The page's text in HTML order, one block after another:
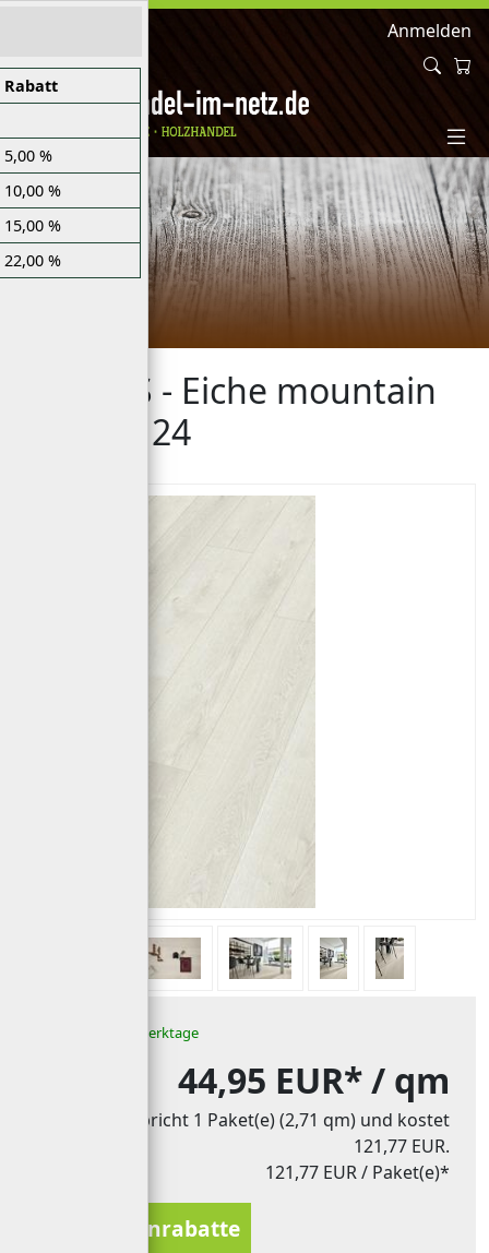
Anmelden
DL 500 S - Eiche mountain
white 7124
Lieferzeit: 3-10 Werktage
44,95 EUR*/ qm
Das entspricht 1 Paket(e) (2,71 qm) und kostet
121,77 EUR.
121,77 EUR/ Paket(e)*
Mengenrabatte
Rabatt
5,00 %
10,00 %
15,00 %
22,00 %